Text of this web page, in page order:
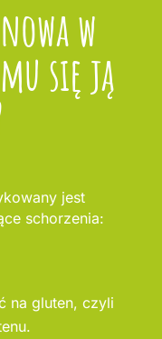
w
się ją
jest
schorzenia:
na gluten, czyli